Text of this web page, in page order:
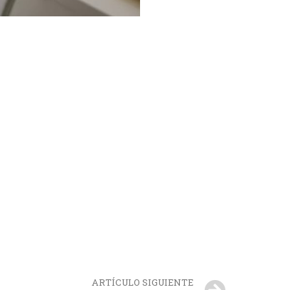
ARTÍCULO SIGUIENTE